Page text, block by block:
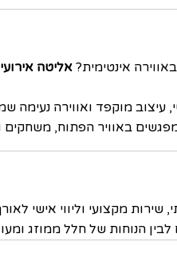
אינטימית? אליטה
עיצוב מוקפד ואווירה
באוויר הפתוח, משחקים
שירות מקצועי וליווי אישי
לבין הנוחות של חלל ממוזג